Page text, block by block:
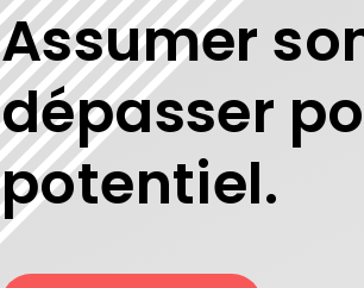
Assumer
dépasser
potentiel.